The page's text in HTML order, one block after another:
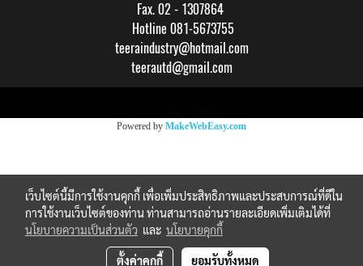
Fax. 02 - 1307864
Hotline 081-5673755
teeraindustry@hotmail.com
teerautd@gmail.com
Powered by MakeWebEasy.com
เว็บไซต์นี้มีการใช้งานคุกกี้ เพื่อเพิ่มประสิทธิภาพและประสบการณ์ที่ดีใน
การใช้งานเว็บไซต์ของท่าน ท่านสามารถอ่านรายละเอียดเพิ่มเติมได้ที่
นโยบายความเป็นส่วนตัว และ นโยบายคุกกี้
ตั้งค่าคุกกี้ ยอมรับทั้งหมด